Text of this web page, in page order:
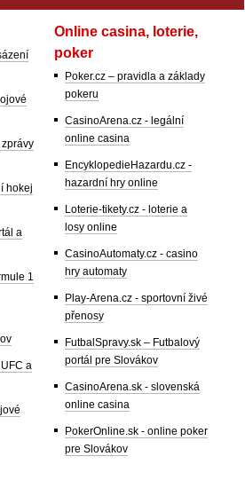
zprávy
hokej
a
1
a
Online casina, loterie,
poker
Poker.cz – pravidla a základy
pokeru
CasinoArena.cz - legální
online casina
EncyklopedieHazardu.cz -
hazardní hry online
Loterie-tikety.cz - loterie a
losy online
CasinoAutomaty.cz - casino
hry automaty
Play-Arena.cz - sportovní živé
přenosy
FutbalSpravy.sk – Futbalový
portál pre Slovákov
CasinoArena.sk - slovenská
online casina
PokerOnline.sk - online poker
pre Slovákov